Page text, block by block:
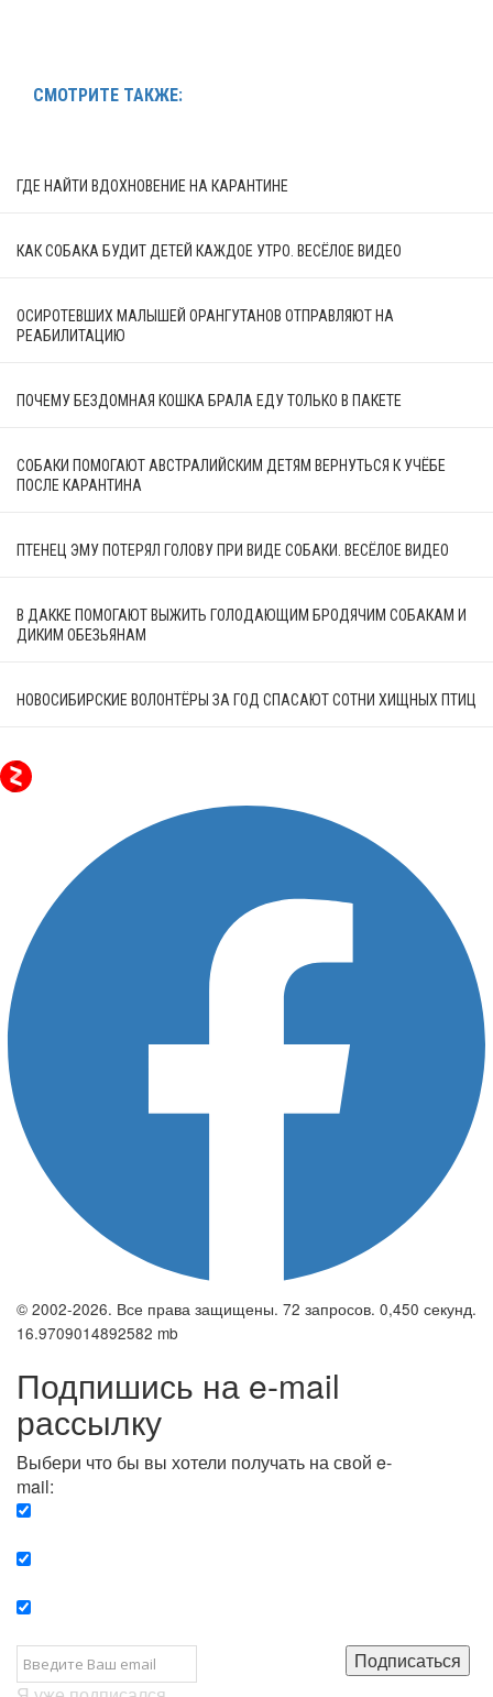
СМОТРИТЕ ТАКЖЕ:
ГДЕ НАЙТИ ВДОХНОВЕНИЕ НА КАРАНТИНЕ
КАК СОБАКА БУДИТ ДЕТЕЙ КАЖДОЕ УТРО. ВЕСЁЛОЕ ВИДЕО
ОСИРОТЕВШИХ МАЛЫШЕЙ ОРАНГУТАНОВ ОТПРАВЛЯЮТ НА
РЕАБИЛИТАЦИЮ
ПОЧЕМУ БЕЗДОМНАЯ КОШКА БРАЛА ЕДУ ТОЛЬКО В ПАКЕТЕ
СОБАКИ ПОМОГАЮТ АВСТРАЛИЙСКИМ ДЕТЯМ ВЕРНУТЬСЯ К УЧЁБЕ
ПОСЛЕ КАРАНТИНА
ПТЕНЕЦ ЭМУ ПОТЕРЯЛ ГОЛОВУ ПРИ ВИДЕ СОБАКИ. ВЕСЁЛОЕ ВИДЕО
В ДАККЕ ПОМОГАЮТ ВЫЖИТЬ ГОЛОДАЮЩИМ БРОДЯЧИМ СОБАКАМ И
ДИКИМ ОБЕЗЬЯНАМ
НОВОСИБИРСКИЕ ВОЛОНТЁРЫ ЗА ГОД СПАСАЮТ СОТНИ ХИЩНЫХ ПТИЦ
© 2002-2026. Все права защищены. 72 запросов. 0,450 секунд.
16.9709014892582 mb
Подпишись на e-mail
рассылку
Выбери что бы вы хотели получать на свой e-
mail:
Подписаться